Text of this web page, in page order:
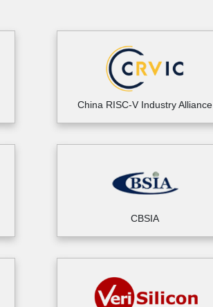
China RISC-V Industry Alliance
CBSIA